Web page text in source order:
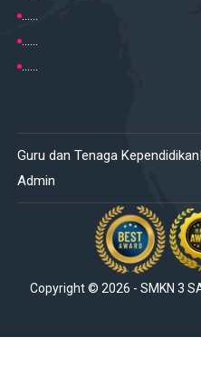
......
......
......
Guru dan Tenaga Kependidikan
Admin
Copyright © 2026 - SMKN 3